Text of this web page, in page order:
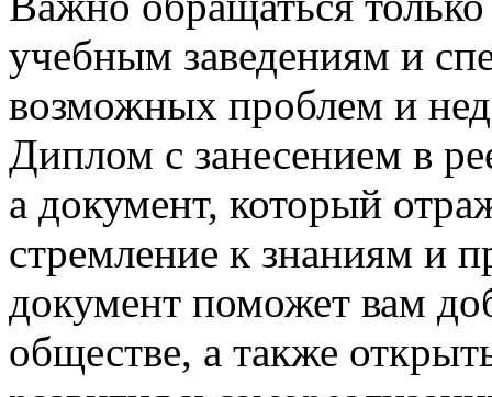
учебным заведениям и
возможных проблем и
Диплом с занесением в
а документ, который
стремление к знаниям и
документ поможет вам
обществе, а также